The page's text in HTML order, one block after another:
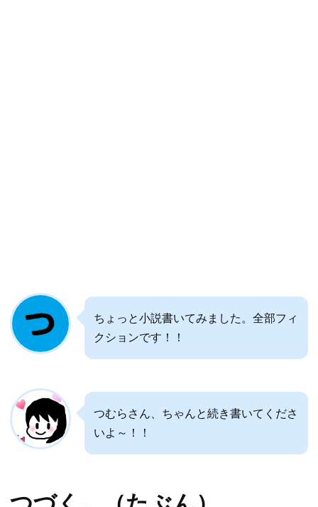
ちょっと小説書いてみました。全部フィ
クションです！！
つむらさん、ちゃんと続き書いてくださ
いよ～！！